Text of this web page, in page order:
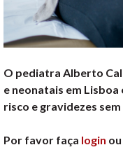
O pediatra Alberto
e neonatais em
risco e gravidezes
Por favor faça login ou